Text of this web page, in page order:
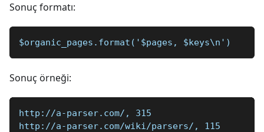
Sonuç formatı:
$organic_pages.format('$pages, $keys\n')
Sonuç örneği:
http://a-parser.com/, 315
http://a-parser.com/wiki/parsers/, 115